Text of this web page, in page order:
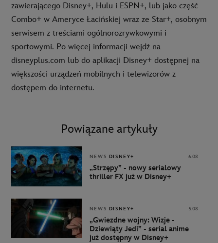
zawierającego Disney+, Hulu i ESPN+, lub jako część
Combo+ w Ameryce Łacińskiej wraz ze Star+, osobnym
serwisem z treściami ogólnorozrywkowymi i
sportowymi. Po więcej informacji wejdź na
disneyplus.com lub do aplikacji Disney+ dostępnej na
większości urządzeń mobilnych i telewizorów z
dostępem do internetu.
Powiązane artykuły
NEWS DISNEY+ 6.08
„Strzępy” - nowy serialowy
thriller FX już w Disney+
NEWS DISNEY+ 5.08
„Gwiezdne wojny: Wizje -
Dziewiąty Jedi” - serial anime
już dostępny w Disney+